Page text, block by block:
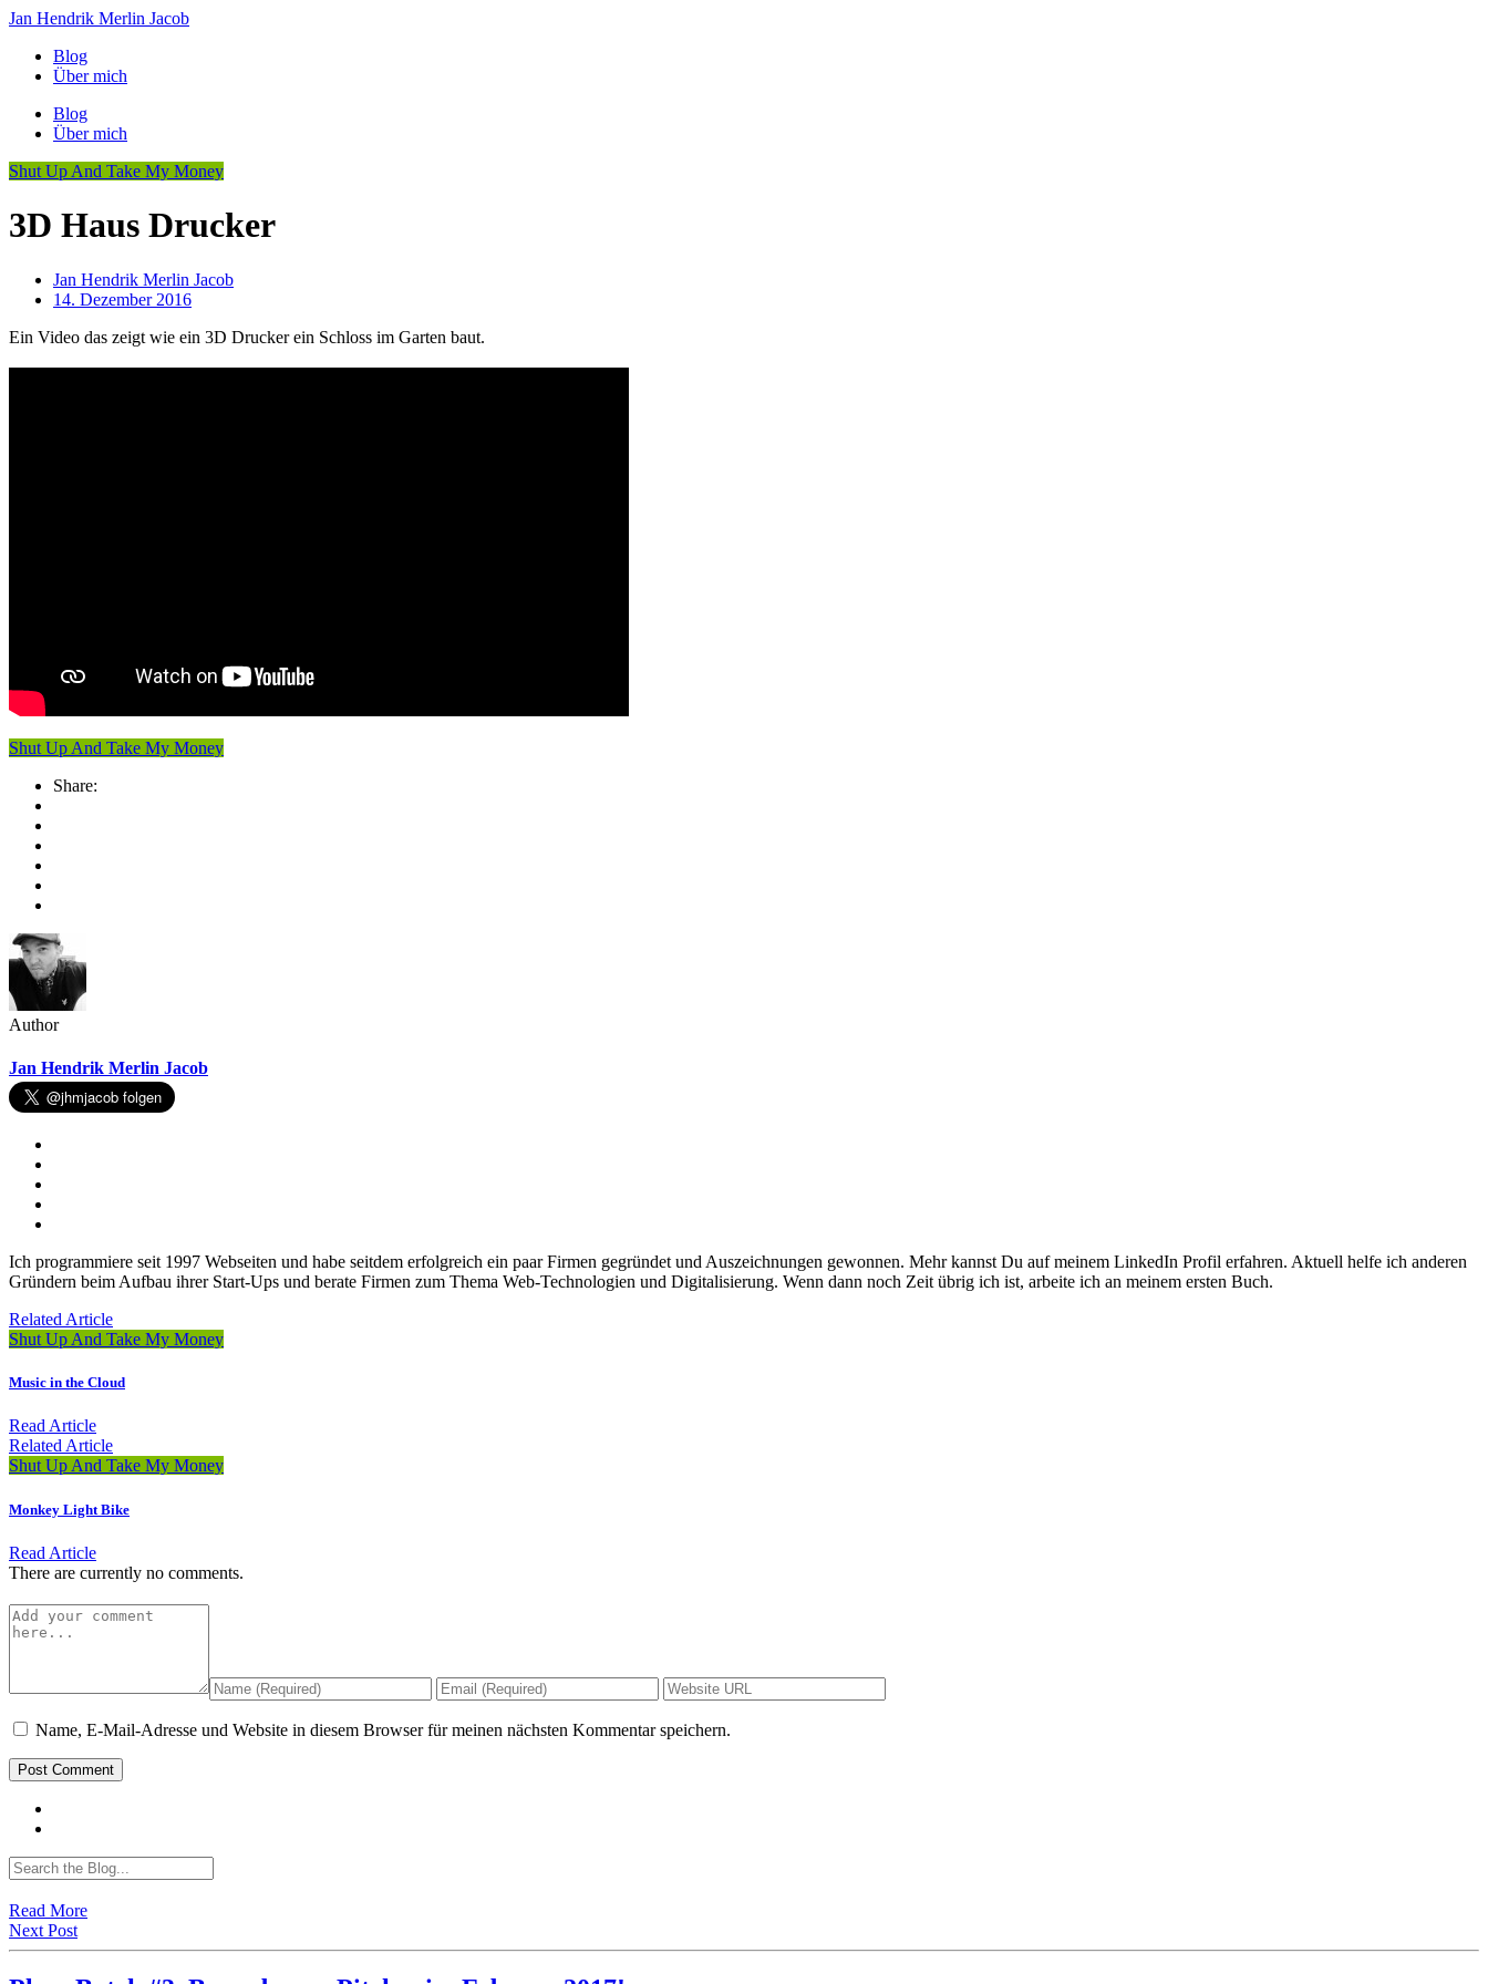
Jan Hendrik Merlin Jacob
Blog
Über mich
Blog
Über mich
Shut Up And Take My Money
3D Haus Drucker
Jan Hendrik Merlin Jacob
14. Dezember 2016
Ein Video das zeigt wie ein 3D Drucker ein Schloss im Garten baut.
Shut Up And Take My Money
Share:
Author
Jan Hendrik Merlin Jacob
Ich programmiere seit 1997 Webseiten und habe seitdem erfolgreich ein paar Firmen gegründet und Auszeichnungen gewonnen. Mehr kannst Du auf meinem LinkedIn Profil erfahren. Aktuell helfe ich anderen
Gründern beim Aufbau ihrer Start-Ups und berate Firmen zum Thema Web-Technologien und Digitalisierung. Wenn dann noch Zeit übrig ich ist, arbeite ich an meinem ersten Buch.
Related Article
Shut Up And Take My Money
Music in the Cloud
Read Article
Related Article
Shut Up And Take My Money
Monkey Light Bike
Read Article
There are currently no comments.
Name, E-Mail-Adresse und Website in diesem Browser für meinen nächsten Kommentar speichern.
Read More
Next Post